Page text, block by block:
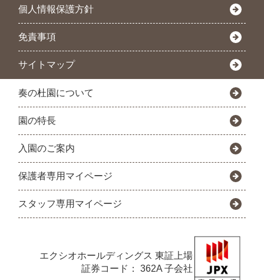
個人情報保護方針
免責事項
サイトマップ
奏の杜園について
園の特長
入園のご案内
保護者専用マイページ
スタッフ専用マイページ
エクシオホールディングス 東証上場
証券コード： 362A 子会社